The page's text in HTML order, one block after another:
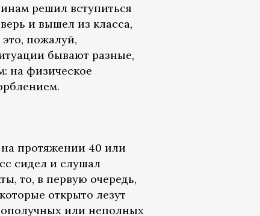
решил вступиться
и вышел из класса,
пожалуй,
бывают разные,
на физическое
протяжении 40 или
сидел и слушал
то, в первую очередь,
открыто лезут
или неполных